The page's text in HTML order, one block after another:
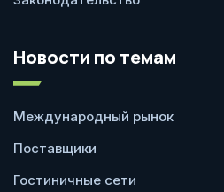
Новости по темам
Международный рынок
Поставщики
Гостиничные сети